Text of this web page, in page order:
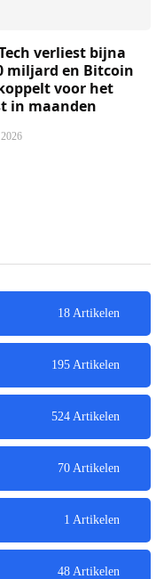
verliest bijna
miljard en Bitcoin
voor het
in maanden
18 Artikelen
195 Artikelen
524 Artikelen
70 Artikelen
1 Artikelen
48 Artikelen